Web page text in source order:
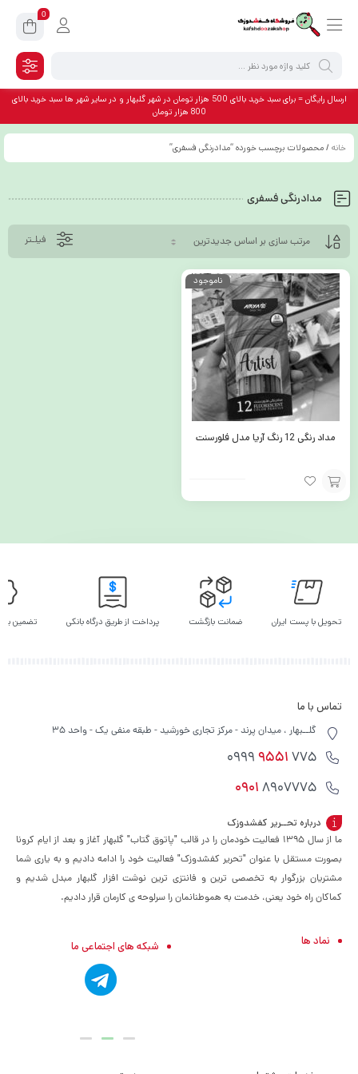
0
ارسال رایگان = برای سبد خرید بالای 500 هزار تومان در شهر گلبهار و در سایر شهر ها سبد خرید بالای
800 هزار تومان
خانه / محصولات برچسب خورده “مدادرنگی فسفری”
مدادرنگی فسفری
فیلـتر
ناموجود
مداد رنگی 12 رنگ آریا مدل فلورسنت
افزودن
تحویل با پست ایران ضمانت بازگشت پرداخت از طریق درگاه بانکی تضمین
تماس با ما
گلــبهار ، میدان پرند - مرکز تجاری خورشید - طبقه منفی یک - واحد 35
9551775 0999
09018907775
درباره تحــریر کفشدوزک
ما از سال ۱۳۹۵ فعالیت خودمان را در قالب "پاتوق گتاب" گلبهار آغاز و بعد از ایام کرونا
بصورت مستقل با عنوان "تحریر کفشدوزک" فعالیت خود را ادامه دادیم و به یاری شما
مشتریان بزرگوار به تخصصی ترین و فانتزی ترین نوشت افزار گلبهار مبدل شدیم و
کماکان راه خود یعنی، خدمت به هموطنانمان را سرلوحه ی کارمان قرار دادیم.
نماد ها شبکه های اجتماعی ما